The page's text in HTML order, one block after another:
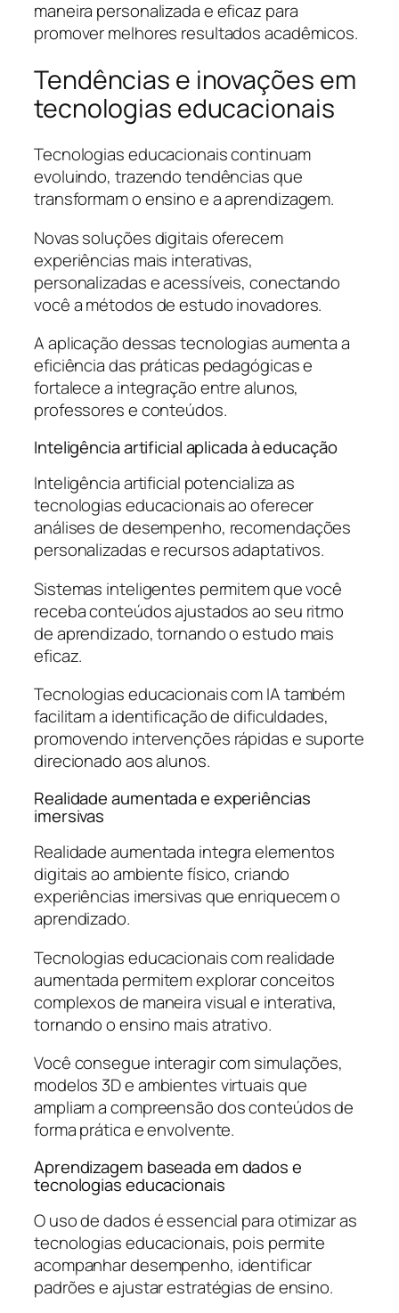
maneira personalizada e eficaz para
promover melhores resultados acadêmicos.
Tendências e inovações em
tecnologias educacionais
Tecnologias educacionais continuam
evoluindo, trazendo tendências que
transformam o ensino e a aprendizagem.
Novas soluções digitais oferecem
experiências mais interativas,
personalizadas e acessíveis, conectando
você a métodos de estudo inovadores.
A aplicação dessas tecnologias aumenta a
eficiência das práticas pedagógicas e
fortalece a integração entre alunos,
professores e conteúdos.
Inteligência artificial aplicada à educação
Inteligência artificial potencializa as
tecnologias educacionais ao oferecer
análises de desempenho, recomendações
personalizadas e recursos adaptativos.
Sistemas inteligentes permitem que você
receba conteúdos ajustados ao seu ritmo
de aprendizado, tornando o estudo mais
eficaz.
Tecnologias educacionais com IA também
facilitam a identificação de dificuldades,
promovendo intervenções rápidas e suporte
direcionado aos alunos.
Realidade aumentada e experiências
imersivas
Realidade aumentada integra elementos
digitais ao ambiente físico, criando
experiências imersivas que enriquecem o
aprendizado.
Tecnologias educacionais com realidade
aumentada permitem explorar conceitos
complexos de maneira visual e interativa,
tornando o ensino mais atrativo.
Você consegue interagir com simulações,
modelos 3D e ambientes virtuais que
ampliam a compreensão dos conteúdos de
forma prática e envolvente.
Aprendizagem baseada em dados e
tecnologias educacionais
O uso de dados é essencial para otimizar as
tecnologias educacionais, pois permite
acompanhar desempenho, identificar
padrões e ajustar estratégias de ensino.